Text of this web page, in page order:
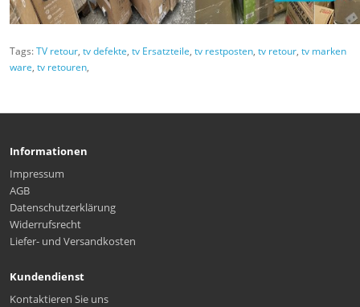
Tags:TV retour, tv defekte, tv Ersatzteile, tv restposten, tv retour, tv marken
ware, tv retouren,
Informationen
Impressum
AGB
Datenschutzerklärung
Widerrufsrecht
Liefer- und Versandkosten
Kundendienst
Kontaktieren Sie uns